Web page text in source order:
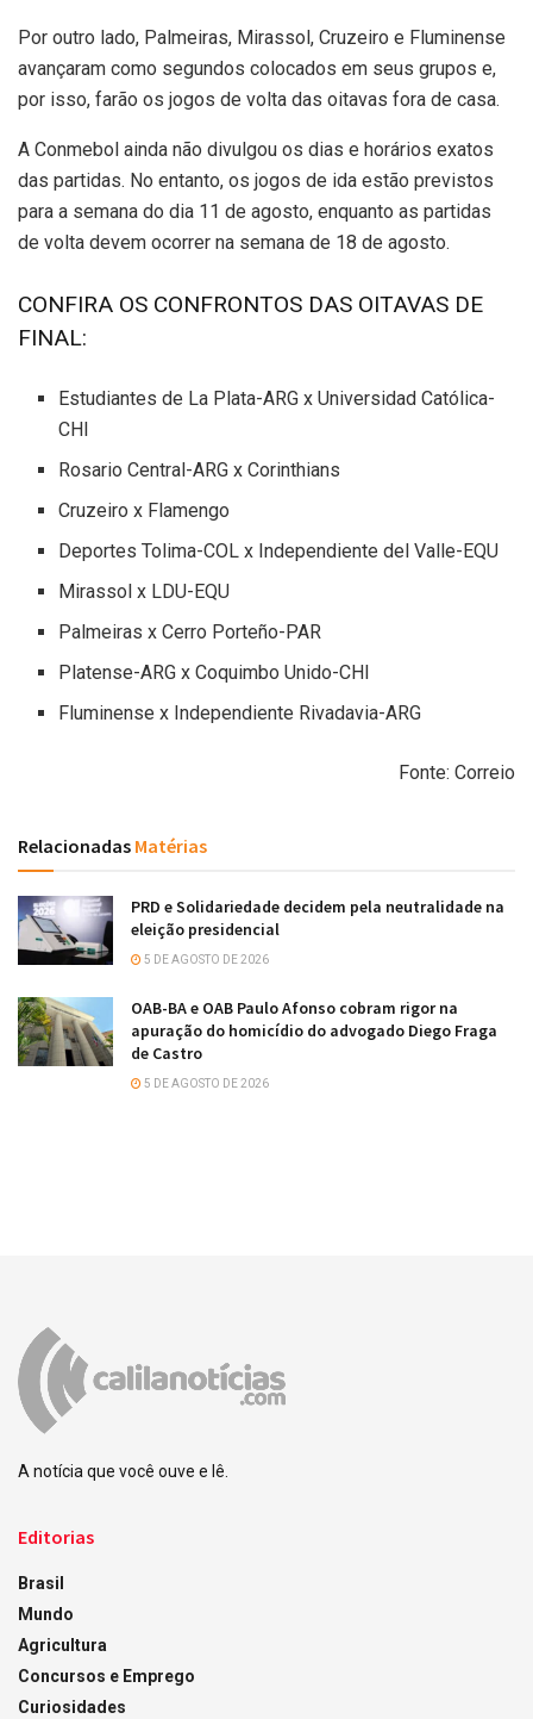
Por outro lado, Palmeiras, Mirassol, Cruzeiro e Fluminense
avançaram como segundos colocados em seus grupos e,
por isso, farão os jogos de volta das oitavas fora de casa.
A Conmebol ainda não divulgou os dias e horários exatos
das partidas. No entanto, os jogos de ida estão previstos
para a semana do dia 11 de agosto, enquanto as partidas
de volta devem ocorrer na semana de 18 de agosto.
CONFIRA OS CONFRONTOS DAS OITAVAS DE
FINAL:
Estudiantes de La Plata-ARG x Universidad Católica-
CHI
Rosario Central-ARG x Corinthians
Cruzeiro x Flamengo
Deportes Tolima-COL x Independiente del Valle-EQU
Mirassol x LDU-EQU
Palmeiras x Cerro Porteño-PAR
Platense-ARG x Coquimbo Unido-CHI
Fluminense x Independiente Rivadavia-ARG
Fonte: Correio
Relacionadas Matérias
PRD e Solidariedade decidem pela neutralidade na
eleição presidencial
5 DE AGOSTO DE 2026
OAB-BA e OAB Paulo Afonso cobram rigor na
apuração do homicídio do advogado Diego Fraga
de Castro
5 DE AGOSTO DE 2026
A notícia que você ouve e lê.
Editorias
Brasil
Mundo
Agricultura
Concursos e Emprego
Curiosidades